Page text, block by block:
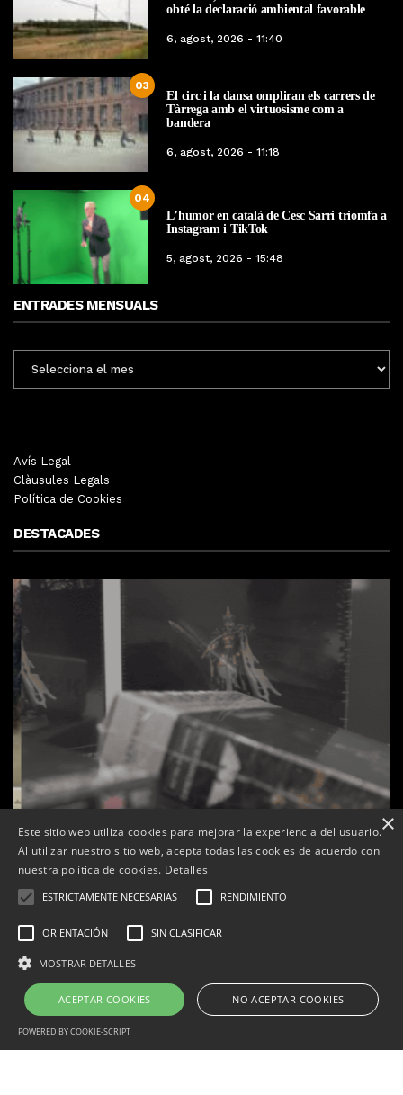
obté la declaració ambiental favorable
6, agost, 2026 - 11:40
03
El circ i la dansa ompliran els carrers de
Tàrrega amb el virtuosisme com a
bandera
6, agost, 2026 - 11:18
04
L’humor en català de Cesc Sarri triomfa a
Instagram i TikTok
5, agost, 2026 - 15:48
ENTRADES MENSUALS
MENSUALS
Avís Legal
Clàusules Legals
Política de Cookies
DESTACADES
de referència de Warhammer a Lleida
Per Tàrrega Televisió
Correu electrònic:info@tarrega.tv
×
Este sitio web utiliza cookies para mejorar la experiencia del usuario.
Al utilizar nuestro sitio web, acepta todas las cookies de acuerdo con
nuestra política de cookies. Detalles
ESTRICTAMENTE NECESARIAS RENDIMIENTO
ORIENTACIÓN SIN CLASIFICAR
MOSTRAR DETALLES
ACEPTAR COOKIES NO ACEPTAR COOKIES
POWERED BY COOKIE-SCRIPT